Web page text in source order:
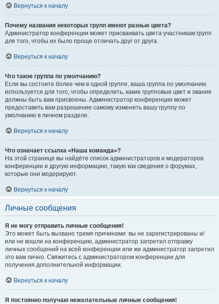
Вернуться к началу
Почему названия некоторых групп имеют разные цвета?
Администратор конференции может присваивать цвета участникам групп
для того, чтобы их было проще отличать друг от друга.
Вернуться к началу
Что такое группа по умолчанию?
Если вы состоите более чем в одной группе, ваша группа по умолчанию
используется для того, чтобы определить, какие групповые цвет и звание
должны быть вам присвоены. Администратор конференции может
предоставить вам разрешение самому изменять вашу группу по
умолчанию в личном разделе.
Вернуться к началу
Что означает ссылка «Наша команда»?
На этой странице вы найдёте список администраторов и модераторов
конференции и другую информацию, такую как сведения о форумах,
которые они модерируют.
Вернуться к началу
Личные сообщения
Я не могу отправить личные сообщения!
Это может быть вызвано тремя причинами: вы не зарегистрированы и/
или не вошли на конференцию, администратор запретил отправку
личных сообщений на всей конференции или же администратор запретил
это вам лично. Свяжитесь с администратором конференции для
получения дополнительной информации.
Вернуться к началу
Я постоянно получаю нежелательные личные сообщения!